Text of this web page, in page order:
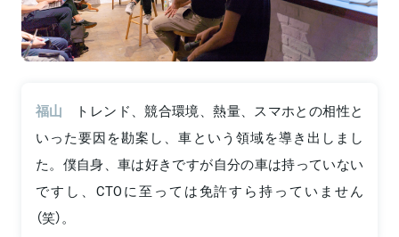
福山
トレンド、競合環境、熱量、スマホとの相性と
いった要因を勘案し、車という領域を導き出しまし
た。僕自身、車は好きですが自分の車は持っていない
ですし、CTOに至っては免許すら持っていません
（笑）。